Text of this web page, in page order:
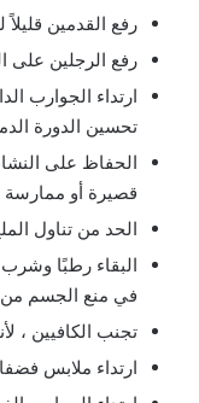
رفع القدمين قليلاً
رفع الرجلين على
ارتداء الجوارب
تحسين الدورة
الحفاظ على
قصيرة أو ممارسة
الحد من تناول
في منع الجسم من
تجنب الكافيين ،
ارتداء ملابس